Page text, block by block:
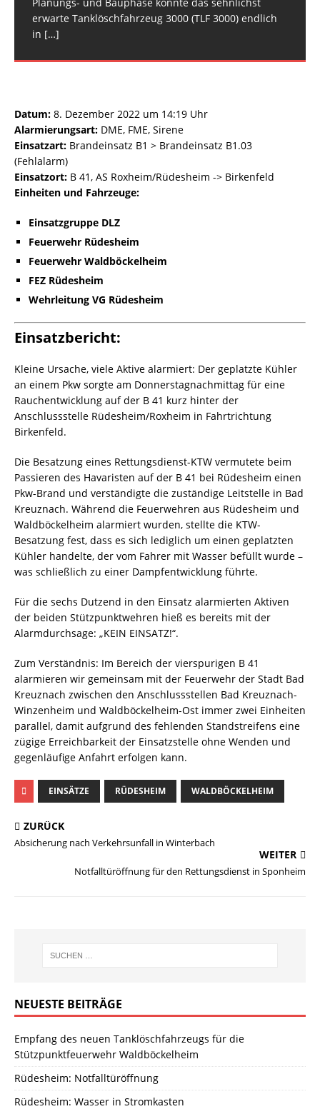
erwarte Tanklöschfahrzeug 3000 (TLF 3000) endlich
in […]
DLZ: Einsatzgruppe DLZ mit[…]
Fahrzeuge: Feuerwehr Rüdesheim: FW[…]
Wehrleiter-Stellvertreter 2 VG RüdesheimEinheiten
und Fahrzeuge:
Fahrzeuge: Feuerwehr Hargesheim-Roxheim: FW
Hargesheim-Roxheim LF 20 KatS
[…]
Datum: 8. Dezember 2022 um 14:19 Uhr
Alarmierungsart: DME, FME, Sirene
Einsatzart: Brandeinsatz B1 > Brandeinsatz B1.03
(Fehlalarm)
Einsatzort: B 41, AS Roxheim/Rüdesheim -> Birkenfeld
Einheiten und Fahrzeuge:
Einsatzgruppe DLZ
Feuerwehr Rüdesheim
Feuerwehr Waldböckelheim
FEZ Rüdesheim
Wehrleitung VG Rüdesheim
Einsatzbericht:
Kleine Ursache, viele Aktive alarmiert: Der geplatzte Kühler
an einem Pkw sorgte am Donnerstagnachmittag für eine
Rauchentwicklung auf der B 41 kurz hinter der
Anschlussstelle Rüdesheim/Roxheim in Fahrtrichtung
Birkenfeld.
Die Besatzung eines Rettungsdienst-KTW vermutete beim
Passieren des Havaristen auf der B 41 bei Rüdesheim einen
Pkw-Brand und verständigte die zuständige Leitstelle in Bad
Kreuznach. Während die Feuerwehren aus Rüdesheim und
Waldböckelheim alarmiert wurden, stellte die KTW-
Besatzung fest, dass es sich lediglich um einen geplatzten
Kühler handelte, der vom Fahrer mit Wasser befüllt wurde –
was schließlich zu einer Dampfentwicklung führte.
Für die sechs Dutzend in den Einsatz alarmierten Aktiven
der beiden Stützpunktwehren hieß es bereits mit der
Alarmdurchsage: „KEIN EINSATZ!“.
Zum Verständnis: Im Bereich der vierspurigen B 41
alarmieren wir gemeinsam mit der Feuerwehr der Stadt Bad
Kreuznach zwischen den Anschlussstellen Bad Kreuznach-
Winzenheim und Waldböckelheim-Ost immer zwei Einheiten
parallel, damit aufgrund des fehlenden Standstreifens eine
zügige Erreichbarkeit der Einsatzstelle ohne Wenden und
gegenläufige Anfahrt erfolgen kann.
EINSÄTZE RÜDESHEIM WALDBÖCKELHEIM
ZURÜCK
Absicherung nach Verkehrsunfall in Winterbach
WEITER
Notfalltüröffnung für den Rettungsdienst in Sponheim
NEUESTE BEITRÄGE
Empfang des neuen Tanklöschfahrzeugs für die
Stützpunktfeuerwehr Waldböckelheim
Rüdesheim: Notfalltüröffnung
Rüdesheim: Wasser in Stromkasten